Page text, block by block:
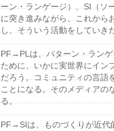
ーン・ランゲージ）、SI（ソ
に突き進みながら、これから
し、そういう活動をしていき
PF→PLは、パターン・ラン
ために、いかに実世界にイン
だろう。コミュニティの言語
ことになる。そのメディアの
る。
PF→SIは、ものづくりが近代